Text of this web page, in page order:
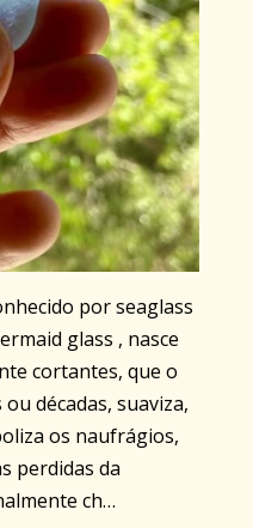
por seaglass
glass , nasce
cortantes, que o
décadas, suaviza,
os naufrágios,
perdidas da
ch…